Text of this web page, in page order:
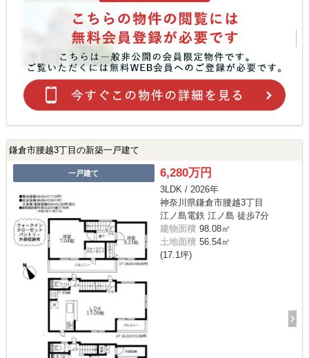
鎌倉市腰越3丁目の新築一戸建て
一戸建て 6,280万円
3LDK / 2026年
神奈川県鎌倉市腰越3丁目
江ノ島電鉄 江ノ島 徒歩7分
建物面積 98.08㎡
土地面積 56.54㎡
(17.1坪)